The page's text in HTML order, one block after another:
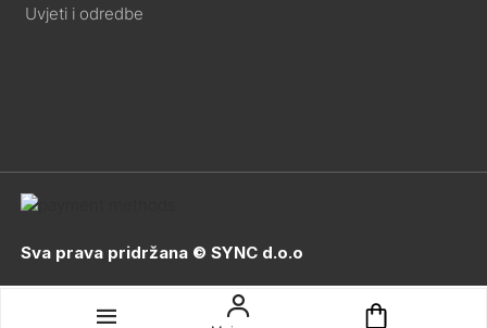
Uvjeti i odredbe
Sva prava pridržana © SYNC d.o.o